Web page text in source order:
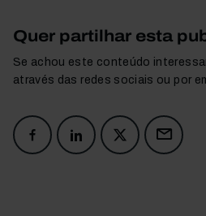
Quer partilhar esta
Se achou este conteúdo
através das redes sociais ou por